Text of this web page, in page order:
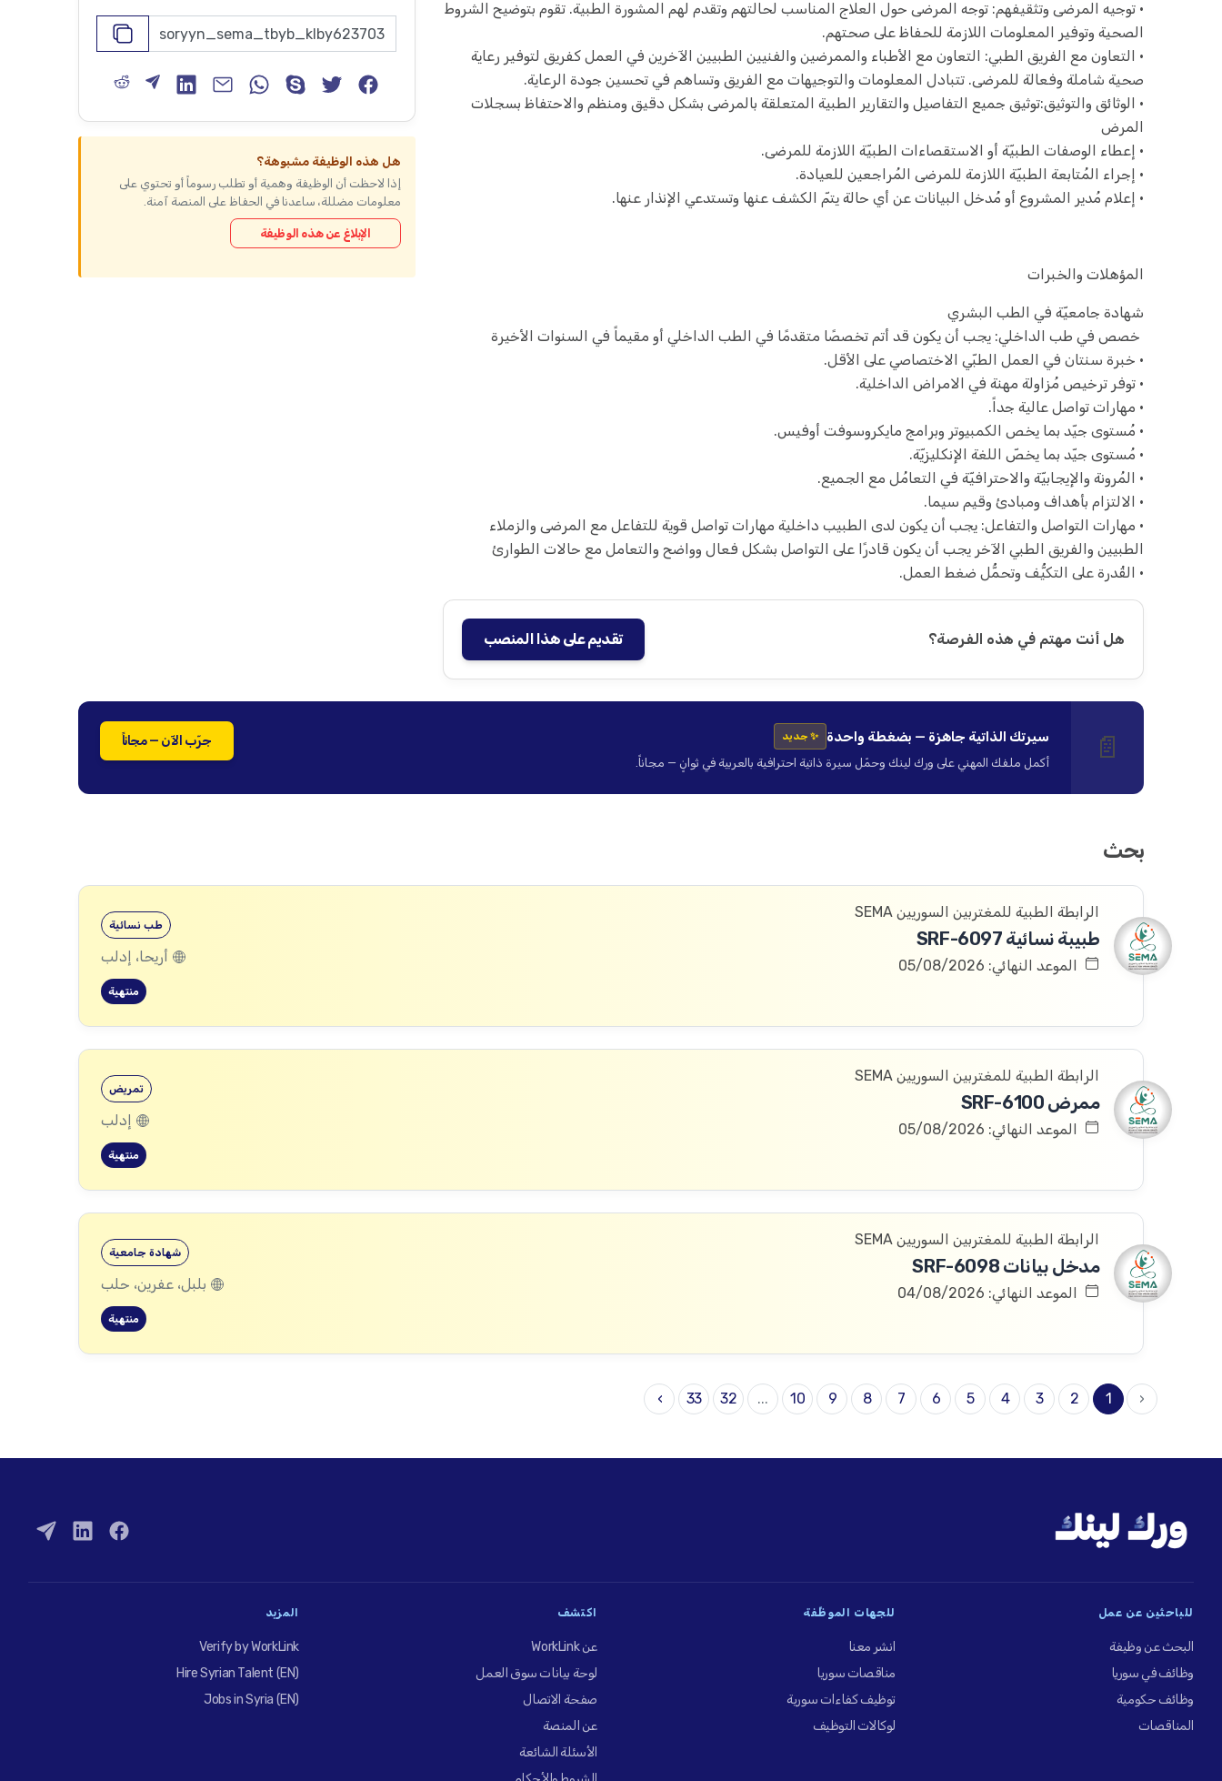
• توجيه المرضى وتثقيفهم: توجه المرضى حول العلاج المناسب لحالتهم وتقدم لهم المشورة الطبية. تقوم بتوضيح الشروط
الصحية وتوفير المعلومات اللازمة للحفاظ على صحتهم.
• التعاون مع الفريق الطبي: التعاون مع الأطباء والممرضين والفنيين الطبيين الآخرين في العمل كفريق لتوفير رعاية
صحية شاملة وفعالة للمرضى. تتبادل المعلومات والتوجيهات مع الفريق وتساهم في تحسين جودة الرعاية.
• الوثائق والتوثيق:توثيق جميع التفاصيل والتقارير الطبية المتعلقة بالمرضى بشكل دقيق ومنظم والاحتفاظ بسجلات
المرض
• إعطاء الوصفات الطبيّة أو الاستقصاءات الطبيّة اللازمة للمرضى.
• إجراء المُتابعة الطبيّة اللازمة للمرضى المُراجعين للعيادة.
• إعلام مُدير المشروع أو مُدخل البيانات عن أي حالة يتمّ الكشف عنها وتستدعي الإنذار عنها.
المؤهلات والخبرات
شهادة جامعيّة في الطب البشري
خصص في طب الداخلي: يجب أن يكون قد أتم تخصصًا متقدمًا في الطب الداخلي أو مقيماً في السنوات الأخيرة
• خبرة سنتان في العمل الطبّي الاختصاصي على الأقل.
• توفر ترخيص مُزاولة مهنة في الامراض الداخلية.
• مهارات تواصل عالية جداً.
• مُستوى جيّد بما يخص الكمبيوتر وبرامج مايكروسوفت أوفيس.
• مُستوى جيّد بما يخصّ اللغة الإنكليزيّة.
• المُرونة والإيجابيّة والاحترافيّة في التعامُل مع الجميع.
• الالتزام بأهداف ومبادئ وقيم سيما.
• مهارات التواصل والتفاعل: يجب أن يكون لدى الطبيب داخلية مهارات تواصل قوية للتفاعل مع المرضى والزملاء
الطبيين والفريق الطبي الآخر يجب أن يكون قادرًا على التواصل بشكل فعال وواضح والتعامل مع حالات الطوارئ
• القُدرة على التكيُّف وتحمُّل ضغط العمل.
هل أنت مهتم في هذه الفرصة؟ تقديم على هذا المنصب
هل هذه الوظيفة مشبوهة؟
إذا لاحظت أن الوظيفة وهمية أو تطلب رسوماً أو تحتوي على
معلومات مضللة، ساعدنا في الحفاظ على المنصة آمنة.
الإبلاغ عن هذه الوظيفة
📄 سيرتك الذاتية جاهزة — بضغطة واحدة ✨ جديد
أكمل ملفك المهني على ورك لينك وحمّل سيرة ذاتية احترافية بالعربية في ثوانٍ — مجاناً.
جرّب الآن — مجاناً
بحث
الرابطة الطبية للمغتربين السوريين SEMA
طبيبة نسائية SRF-6097
الموعد النهائي: 05/08/2026
طب نسائية
أريحا، إدلب
منتهية
الرابطة الطبية للمغتربين السوريين SEMA
ممرض SRF-6100
الموعد النهائي: 05/08/2026
تمريض
إدلب
منتهية
الرابطة الطبية للمغتربين السوريين SEMA
مدخل بيانات SRF-6098
الموعد النهائي: 04/08/2026
شهادة جامعية
بلبل، عفرين، حلب
منتهية
‹
1
2
3
4
5
6
7
8
9
10
...
32
33
›
للباحثين عن عمل
البحث عن وظيفة
وظائف في سوريا
وظائف حكومية
المناقصات
للجهات الموظِّفة
انشر معنا
مناقصات سوريا
توظيف كفاءات سورية
لوكالات التوظيف
اكتشف
عن WorkLink
لوحة بيانات سوق العمل
صفحة الاتصال
عن المنصة
الأسئلة الشائعة
المزيد
Verify by WorkLink
Hire Syrian Talent (EN)
Jobs in Syria (EN)